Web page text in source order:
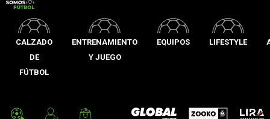
CALZADO
DE
FÚTBOL
ENTRENAMIENTO
Y JUEGO
EQUIPOS LIFESTYLE
Global Sports Zooko Lira